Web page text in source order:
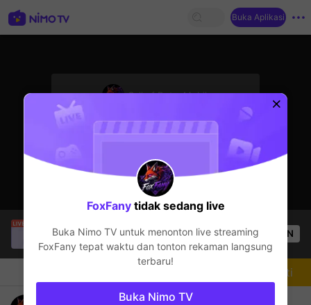
Buka Aplikasi
Call of Duty: Mobile
PIT Daniesedang siaran langsung!
Live Show
610 Penonton OPEN
Mengikuti
FoxFanytidak sedang live
Buka Nimo TV untuk menonton live streaming
FoxFany tepat waktu dan tonton rekaman langsung
terbaru!
Buka Nimo TV